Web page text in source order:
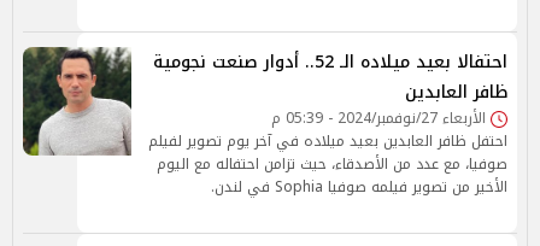
احتفالا بعيد ميلاده الـ 52.. أدوار صنعت نجومية
ظافر العابدين
الأربعاء 27/نوفمبر/2024 - 05:39 م
احتفل ظافر العابدين بعيد ميلاده في آخر يوم تصوير لفيلم
صوفيا، مع عدد من الأصدقاء، حيث تزامن احتفاله مع اليوم
الأخير من تصوير فيلمه صوفيا Sophia في لندن.